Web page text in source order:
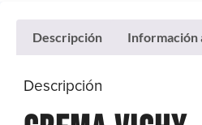
Descripción Información
Descripción